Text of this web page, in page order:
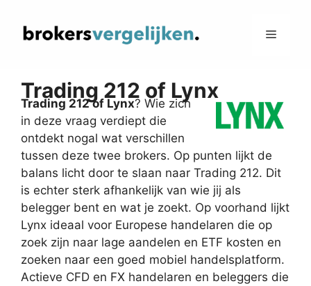
naar
Menu
Trading 212 of Lynx
Trading 212 of Lynx? Wie zich
in deze vraag verdiept die
ontdekt nogal wat verschillen
tussen deze twee brokers. Op punten lijkt de
balans licht door te slaan naar Trading 212. Dit
is echter sterk afhankelijk van wie jij als
belegger bent en wat je zoekt. Op voorhand lijkt
Lynx ideaal voor Europese handelaren die op
zoek zijn naar lage aandelen en ETF kosten en
zoeken naar een goed mobiel handelsplatform.
Actieve CFD en FX handelaren en beleggers die